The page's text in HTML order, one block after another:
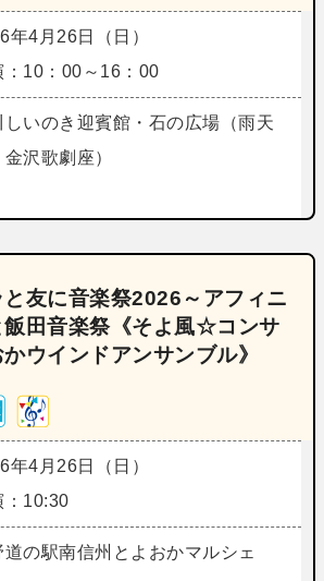
年4月26日（日）
：10：00～16：00
しいのき迎賓館・石の広場（雨天
金沢歌劇座）
友に音楽祭2026～アフィニ
飯田音楽祭《そよ風☆コンサ
ウインドアンサンブル》
年4月26日（日）
：10:30
道の駅南信州とよおかマルシェ